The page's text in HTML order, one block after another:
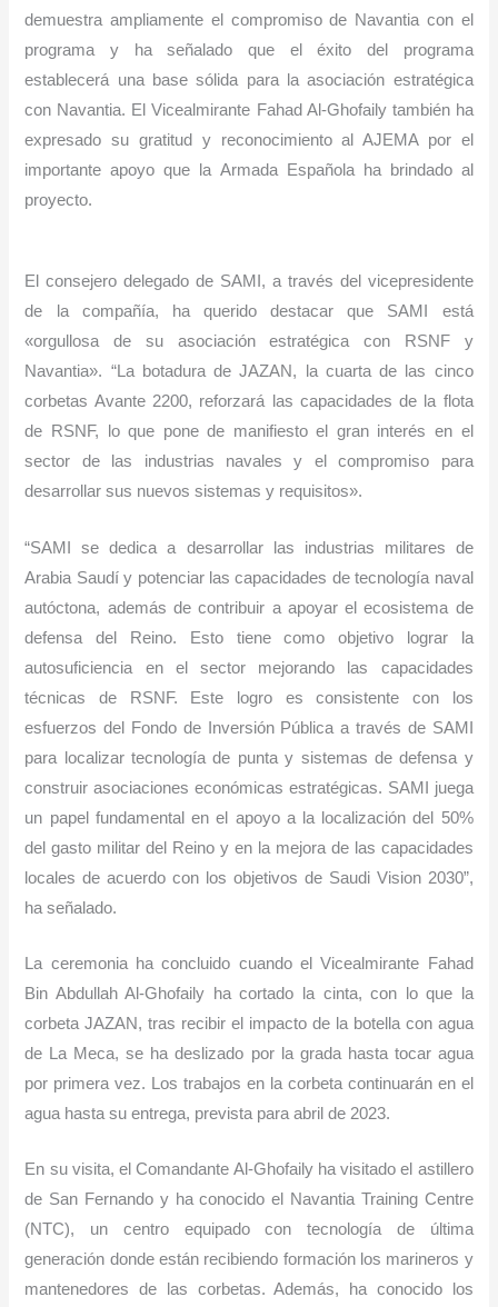
demuestra ampliamente el compromiso de Navantia con el
programa y ha señalado que el éxito del programa
establecerá una base sólida para la asociación estratégica
con Navantia. El Vicealmirante Fahad Al-Ghofaily también ha
expresado su gratitud y reconocimiento al AJEMA por el
importante apoyo que la Armada Española ha brindado al
proyecto.
El consejero delegado de SAMI, a través del vicepresidente
de la compañía, ha querido destacar que SAMI está
«orgullosa de su asociación estratégica con RSNF y
Navantia». “La botadura de JAZAN, la cuarta de las cinco
corbetas Avante 2200, reforzará las capacidades de la flota
de RSNF, lo que pone de manifiesto el gran interés en el
sector de las industrias navales y el compromiso para
desarrollar sus nuevos sistemas y requisitos».
“SAMI se dedica a desarrollar las industrias militares de
Arabia Saudí y potenciar las capacidades de tecnología naval
autóctona, además de contribuir a apoyar el ecosistema de
defensa del Reino. Esto tiene como objetivo lograr la
autosuficiencia en el sector mejorando las capacidades
técnicas de RSNF. Este logro es consistente con los
esfuerzos del Fondo de Inversión Pública a través de SAMI
para localizar tecnología de punta y sistemas de defensa y
construir asociaciones económicas estratégicas. SAMI juega
un papel fundamental en el apoyo a la localización del 50%
del gasto militar del Reino y en la mejora de las capacidades
locales de acuerdo con los objetivos de Saudi Vision 2030”,
ha señalado.
La ceremonia ha concluido cuando el Vicealmirante Fahad
Bin Abdullah Al-Ghofaily ha cortado la cinta, con lo que la
corbeta JAZAN, tras recibir el impacto de la botella con agua
de La Meca, se ha deslizado por la grada hasta tocar agua
por primera vez. Los trabajos en la corbeta continuarán en el
agua hasta su entrega, prevista para abril de 2023.
En su visita, el Comandante Al-Ghofaily ha visitado el astillero
de San Fernando y ha conocido el Navantia Training Centre
(NTC), un centro equipado con tecnología de última
generación donde están recibiendo formación los marineros y
mantenedores de las corbetas. Además, ha conocido los